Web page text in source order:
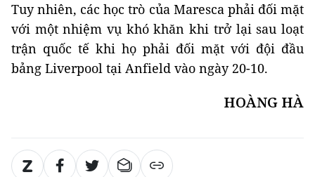
Tuy nhiên, các học trò của Maresca phải đối mặt
với một nhiệm vụ khó khăn khi trở lại sau loạt
trận quốc tế khi họ phải đối mặt với đội đầu
bảng Liverpool tại Anfield vào ngày 20-10.
HOÀNG HÀ